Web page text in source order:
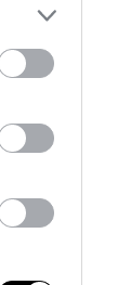
08/2026